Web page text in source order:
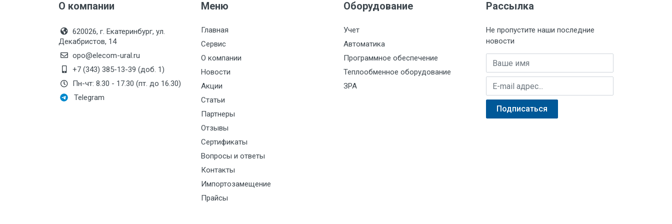
Метрологический класс:
Импульсный выход:
есть
Класс пылевлагозащиты IP68:
Интерфейс:
Qn, м3/час:
О компании
620026, г. Екатеринбург, ул.
Декабристов, 14
opo@elecom-ural.ru
+7 (343) 385-13-39 (доб. 1)
Пн-чт: 8.30 - 17.30 (пт. до 16.30)
Telegram
Меню
Главная
Сервис
О компании
Новости
Акции
Статьи
Партнеры
Отзывы
Сертификаты
Вопросы и ответы
Контакты
Импортозамещение
Прайсы
Оборудование
Учет
Автоматика
Программное обеспечение
Теплообменное оборудование
ЗРА
Рассылка
Не пропустите наши последние
новости
Имя
E-mail адрес
Подписаться